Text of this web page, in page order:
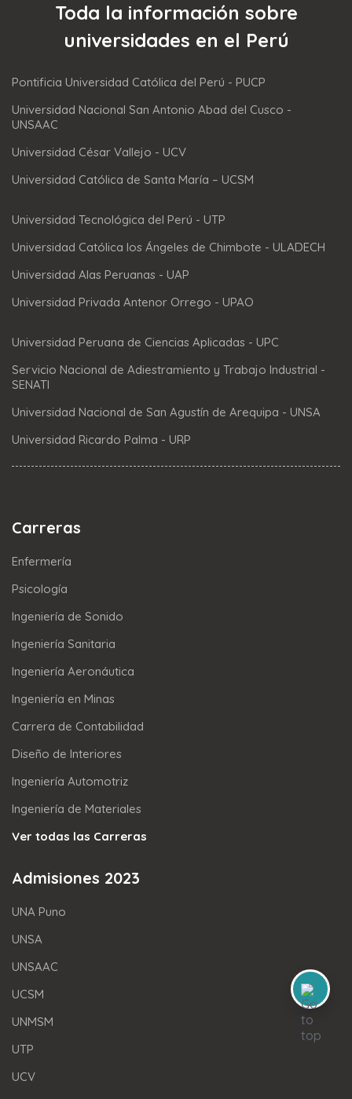
Toda la información sobre
universidades en el Perú
Pontificia Universidad Católica del Perú - PUCP
Universidad Nacional San Antonio Abad del Cusco -
UNSAAC
Universidad César Vallejo - UCV
Universidad Católica de Santa María – UCSM
Universidad Tecnológica del Perú - UTP
Universidad Católica los Ángeles de Chimbote - ULADECH
Universidad Alas Peruanas - UAP
Universidad Privada Antenor Orrego - UPAO
Universidad Peruana de Ciencias Aplicadas - UPC
Servicio Nacional de Adiestramiento y Trabajo Industrial -
SENATI
Universidad Nacional de San Agustín de Arequipa - UNSA
Universidad Ricardo Palma - URP
Carreras
Enfermería
Psicología
Ingeniería de Sonido
Ingeniería Sanitaria
Ingeniería Aeronáutica
Ingeniería en Minas
Carrera de Contabilidad
Diseño de Interiores
Ingeniería Automotriz
Ingeniería de Materiales
Ver todas las Carreras
Admisiones 2023
UNA Puno
UNSA
UNSAAC
UCSM
UNMSM
UTP
UCV